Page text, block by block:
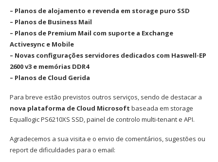
– Planos de alojamento e revenda em storage puro SSD
– Planos de Business Mail
– Planos de Premium Mail com suporte a Exchange
Activesync e Mobile
– Novas configurações servidores dedicados com Haswell-EP
2600 v3 e memórias DDR4
– Planos de Cloud Gerida
Para breve estão previstos outros serviços, sendo de destacar a
nova plataforma de Cloud Microsoft baseada em storage
Equallogic PS6210XS SSD, painel de controlo multi-tenant e API.
Agradecemos a sua visita e o envio de comentários, sugestões ou
report de dificuldades para o email: